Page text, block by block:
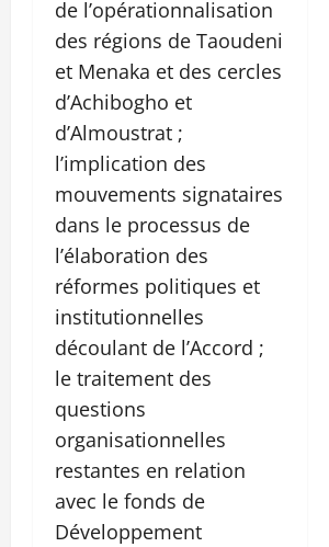
de l’opérationnalisation
des régions de Taoudeni
et Menaka et des cercles
d’Achibogho et
d’Almoustrat ;
l’implication des
mouvements signataires
dans le processus de
l’élaboration des
réformes politiques et
institutionnelles
découlant de l’Accord ;
le traitement des
questions
organisationnelles
restantes en relation
avec le fonds de
Développement